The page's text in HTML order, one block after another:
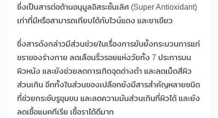
ซึ่งเป็นสารต่อต้านอนุมูลอิสระชั้นเลิศ (Super Antioxidant)
เท่าที่มีหรือสามารถเทียบได้กับไวน์แดง และชาเขียว
ซึ่งสารดังกล่าวมีส่วนช่วยในเรื่องการยับยั้งกระบวนการแก่
ชราของร่างกาย ลดเลือนริ้วรอยแห่งวัยทั้ง 7 ประการบน
ผิวหนัง และยังช่วยลดการเกิดจุดด่างดำ และลดเม็ดสีผิว
ส่วนเกิน อีกทั้งในส่วนของเปลือกยังมีสารสำคัญหลายชนิด
ที่ช่วยกระชับรูขุมขน และลดความมันส่วนเกินที่ผิวได้ และยัง
ลดเชื้อแบคทีเรีย เชื้อราได้ดีมาก